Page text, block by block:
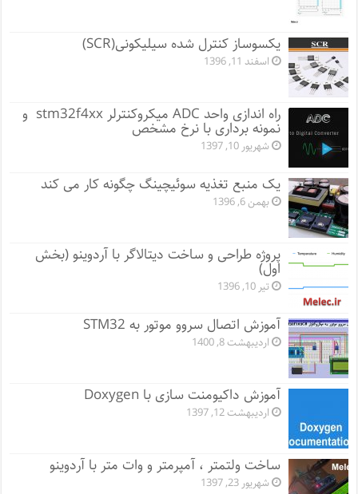
یکسوساز کنترل شده سیلیکونی(SCR)
اسفند 11, 1396
راه اندازی واحد ADC میکروکنترلر stm32f4xx و
نمونه برداری با نرخ مشخص
شهریور 10, 1397
یک منبع تغذیه سوئیچینگ چگونه کار می کند
بهمن 6, 1396
پروژه طراحی و ساخت دیتالاگر با آردوینو (بخش
اول)
تیر 10, 1396
آموزش اتصال سروو موتور به STM32
اردیبهشت 8, 1400
آموزش داکیومنت سازی با Doxygen
اردیبهشت 12, 1397
ساخت ولتمتر ، آمپرمتر و وات متر با آردوینو
شهریور 23, 1397